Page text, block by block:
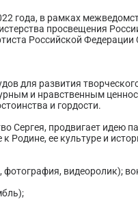
года, в рамках
просвещения
Российской Федерации
для развития
и нравственным
и гордости.
Сергея, продвигает идею
Родине, ее культуре и
фотография, видеоролик);